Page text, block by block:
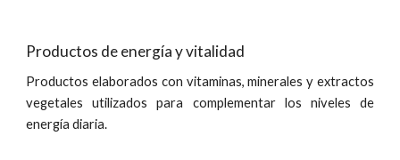
Productos de energía y vitalidad
Productos elaborados con vitaminas, minerales y extractos
vegetales utilizados para complementar los niveles de
energía diaria.